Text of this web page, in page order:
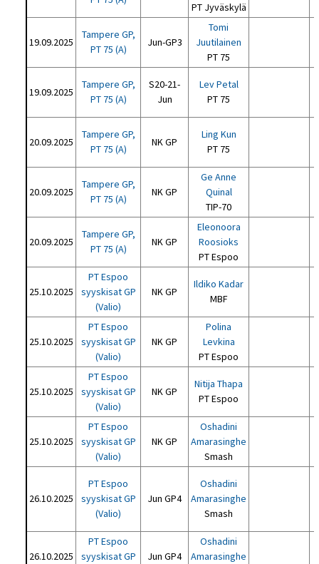
PT Jyväskylä
19.09.2025
Tampere GP,
PT 75 (A)
Jun-GP3
Tomi
Juutilainen
PT 75
19.09.2025
Tampere GP,
PT 75 (A)
S20-21-
Jun
Lev Petal
PT 75
20.09.2025
Tampere GP,
PT 75 (A)
NK GP
Ling Kun
PT 75
20.09.2025
Tampere GP,
PT 75 (A)
NK GP
Ge Anne
Quinal
TIP-70
20.09.2025
Tampere GP,
PT 75 (A)
NK GP
Eleonoora
Roosioks
PT Espoo
25.10.2025
PT Espoo
syyskisat GP
(Valio)
NK GP
Ildiko Kadar
MBF
25.10.2025
PT Espoo
syyskisat GP
(Valio)
NK GP
Polina
Levkina
PT Espoo
25.10.2025
PT Espoo
syyskisat GP
(Valio)
NK GP
Nitija Thapa
PT Espoo
25.10.2025
PT Espoo
syyskisat GP
(Valio)
NK GP
Oshadini
Amarasinghe
Smash
26.10.2025
PT Espoo
syyskisat GP
(Valio)
Jun GP4
Oshadini
Amarasinghe
Smash
26.10.2025
PT Espoo
syyskisat GP
Jun GP4
Oshadini
Amarasinghe